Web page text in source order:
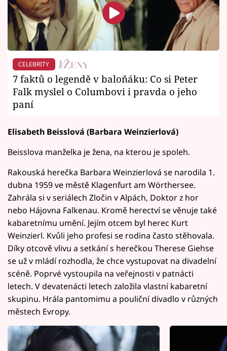
CELEBRITY
7 faktů o legendě v baloňáku: Co si Peter
Falk myslel o Columbovi i pravda o jeho
paní
Elisabeth Beisslová (Barbara Weinzierlová)
Beisslova manželka je žena, na kterou je spoleh.
Rakouská herečka Barbara Weinzierlová se narodila 1.
dubna 1959 ve městě Klagenfurt am Wörthersee.
Zahrála si v seriálech Zločin v Alpách, Doktor z hor
nebo Hájovna Falkenau. Kromě herectví se věnuje také
kabaretnímu umění. Jejím otcem byl herec Kurt
Weinzierl. Kvůli jeho profesi se rodina často stěhovala.
Díky otcově vlivu a setkání s herečkou Therese Giehse
se už v mládí rozhodla, že chce vystupovat na divadelní
scéně. Poprvé vystoupila na veřejnosti v patnácti
letech. V devatenácti letech založila vlastní kabaretní
skupinu. Hrála pantomimu a pouliční divadlo v různých
městech Evropy.